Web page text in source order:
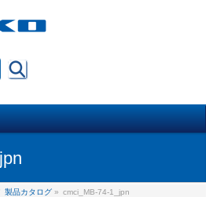
製品カタログ » cmci_MB-74-1_jpn